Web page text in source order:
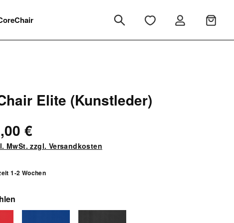
Elite (Kunstleder)
€
MwSt. zzgl. Versandkosten
1-2 Wochen
auswählen